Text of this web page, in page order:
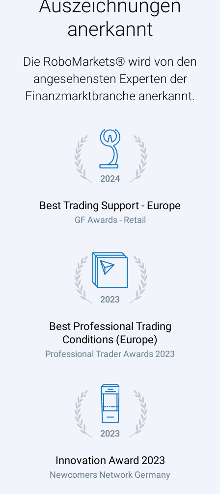
Auszeichnungen
anerkannt
Die RoboMarkets® wird von den
angesehensten Experten der
Finanzmarktbranche anerkannt.
2024
Best Trading Support - Europe
GF Awards - Retail
2023
Best Professional Trading
Conditions (Europe)
Professional Trader Awards 2023
2023
Innovation Award 2023
Newcomers Network Germany